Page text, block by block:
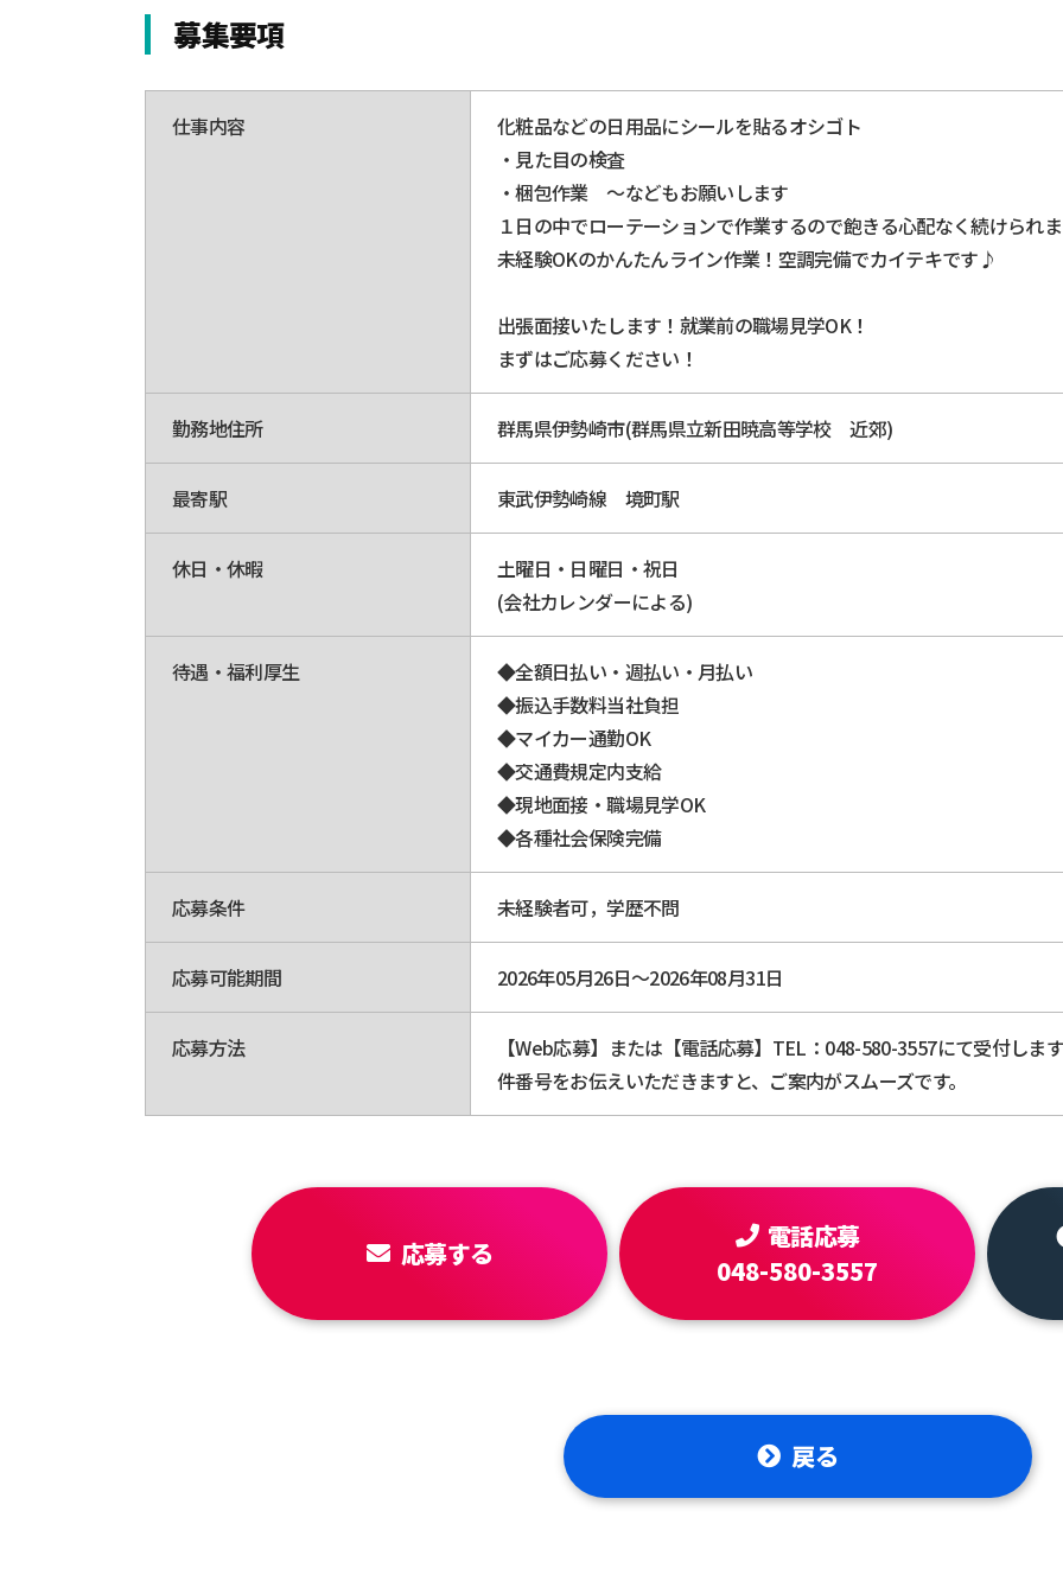
募集要項
仕事内容
化粧品などの日用品にシールを貼るオシゴト
・見た目の検査
・梱包作業 ～などもお願いします
１日の中でローテーションで作業するので飽きる心配なく続けられ
未経験OKのかんたんライン作業！空調完備でカイテキです♪
出張面接いたします！就業前の職場見学OK！
まずはご応募ください！
勤務地住所 群馬県伊勢崎市(群馬県立新田暁高等学校 近郊)
最寄駅 東武伊勢崎線 境町駅
休日・休暇
土曜日・日曜日・祝日
(会社カレンダーによる)
待遇・福利厚生
◆全額日払い・週払い・月払い
◆振込手数料当社負担
◆マイカー通勤OK
◆交通費規定内支給
◆現地面接・職場見学OK
◆各種社会保険完備
応募条件 未経験者可，学歴不問
応募可能期間 2026年05月26日～2026年08月31日
応募方法
【Web応募】または【電話応募】TEL：048-580-3557
件番号をお伝えいただきますと、ご案内がスムーズです。
応募する
電話応募
048-580-3557
戻る